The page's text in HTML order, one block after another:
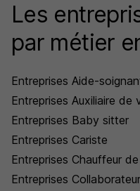
Les
par métier
Entreprises Aide-
Entreprises Auxiliaire de
Entreprises Baby sitter
Entreprises Cariste
Entreprises Chauffeur
Entreprises